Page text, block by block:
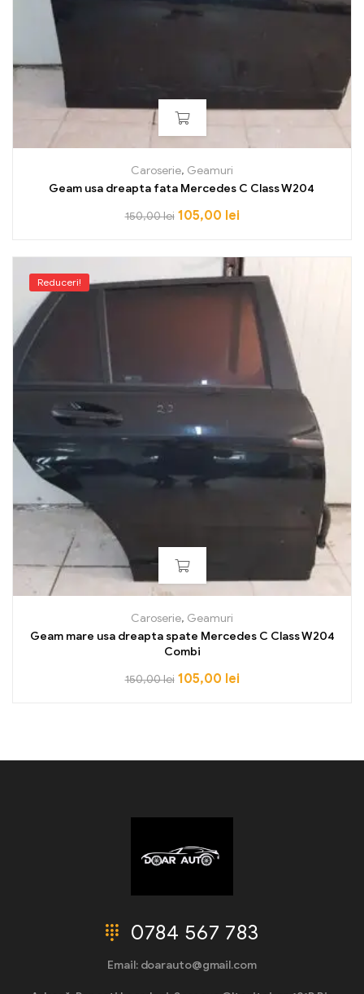
Caroserie, Geamuri
Geam usa dreapta fata Mercedes C Class W204
150,00lei 105,00 lei
Reduceri!
Caroserie, Geamuri
Geam mare usa dreapta spate Mercedes C Class W204
Combi
150,00lei 105,00 lei
0784 567 783
Email: doarauto@gmail.com